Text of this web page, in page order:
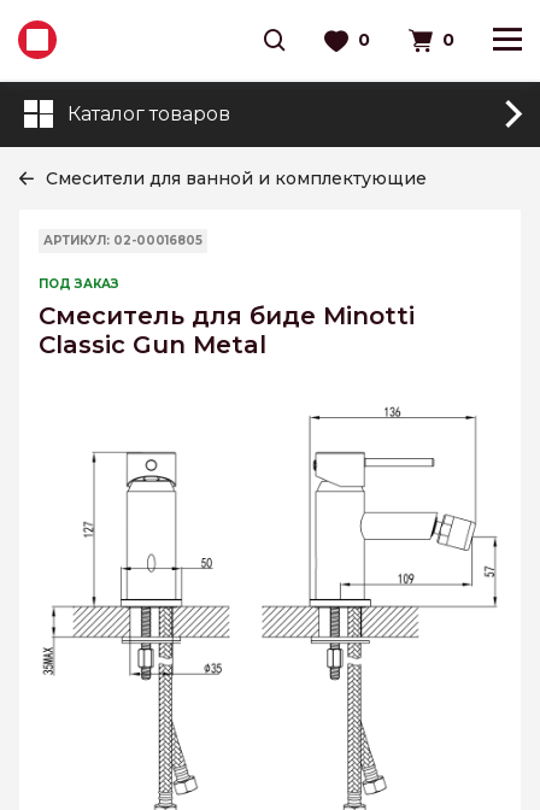
0 0
Каталог товаров
Смесители для ванной и комплектующие
АРТИКУЛ: 02-00016805
ПОД ЗАКАЗ
Смеситель для биде Minotti
Classic Gun Metal